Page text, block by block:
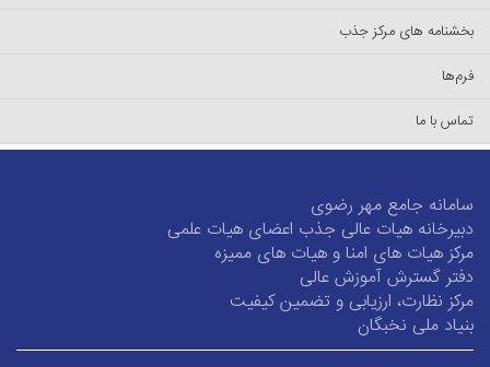
بخشنامه های مرکز جذب
فرم‌ها
تماس با ما
سامانه جامع مهر رضوی
دبیرخانه هیات عالی جذب اعضای هیات علمی
مرکز هیات های امنا و هیات های ممیزه
دفتر گسترش آموزش عالی
مرکز نظارت، ارزیابی و تضمین کیفیت
بنیاد ملی نخبگان